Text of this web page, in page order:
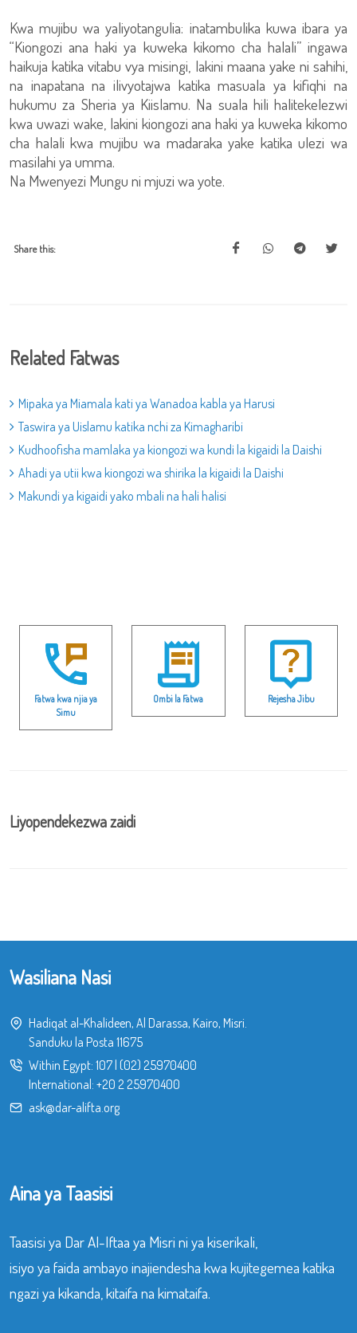
Kwa mujibu wa yaliyotangulia: inatambulika kuwa ibara ya
“Kiongozi ana haki ya kuweka kikomo cha halali” ingawa
haikuja katika vitabu vya misingi, lakini maana yake ni sahihi,
na inapatana na ilivyotajwa katika masuala ya kifiqhi na
hukumu za Sheria ya Kiislamu. Na suala hili halitekelezwi
kwa uwazi wake, lakini kiongozi ana haki ya kuweka kikomo
cha halali kwa mujibu wa madaraka yake katika ulezi wa
masilahi ya umma.
Na Mwenyezi Mungu ni mjuzi wa yote.
Share this:
Related Fatwas
Mipaka ya Miamala kati ya Wanadoa kabla ya Harusi
Taswira ya Uislamu katika nchi za Kimagharibi
Kudhoofisha mamlaka ya kiongozi wa kundi la kigaidi la Daishi
Ahadi ya utii kwa kiongozi wa shirika la kigaidi la Daishi
Makundi ya kigaidi yako mbali na hali halisi
Fatwa kwa njia ya
Simu
Ombi la Fatwa Rejesha Jibu
Liyopendekezwa zaidi
Wasiliana Nasi
Hadiqat al-Khalideen, Al Darassa, Kairo, Misri.
Sanduku la Posta 11675
Within Egypt: 107| (02) 25970400
International: +20 2 25970400
ask@dar-alifta.org
Aina ya Taasisi
Taasisi ya Dar Al-Iftaa ya Misri ni ya kiserikali,
isiyo ya faida ambayo inajiendesha kwa kujitegemea katika
ngazi ya kikanda, kitaifa na kimataifa.